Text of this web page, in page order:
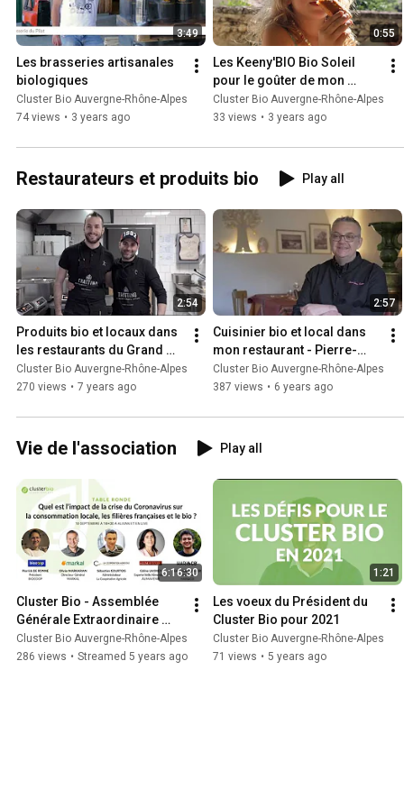
destinés aux consommateurs. Pour en savoir plus sur les actions : https://www.cluster-
bio.com/fr/nos-actions/animer-sa-marque/communaute-bio-
3:49
Les brasseries artisanales
biologiques
Cluster Bio Auvergne-Rhône-Alpes
74 views • 3 years ago
0:55
Les Keeny'BIO Bio Soleil
pour le goûter de mon
enfant
Cluster Bio Auvergne-Rhône-Alpes
33 views • 3 years ago
Restaurateurs et produits bio Play all
2:54
Produits bio et locaux dans
les restaurants du Grand
Lyon - Cluster Bio
Cluster Bio Auvergne-Rhône-Alpes
270 views • 7 years ago
2:57
Cuisinier bio et local dans
mon restaurant - Pierre-
Jean LATTIER, restaurant La
Fontaine (26)
Cluster Bio Auvergne-Rhône-Alpes
387 views • 6 years ago
Vie de l'association Play all
6:16:30
Cluster Bio - Assemblée
Générale Extraordinaire
2020
Cluster Bio Auvergne-Rhône-Alpes
286 views • Streamed 5 years ago
1:21
Les voeux du Président du
Cluster Bio pour 2021
Cluster Bio Auvergne-Rhône-Alpes
71 views • 5 years ago